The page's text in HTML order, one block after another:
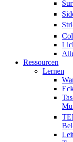
Ressourcen
Lernen